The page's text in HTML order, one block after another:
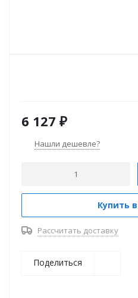
6 127 ₽
Нашли дешевле?
Купить
Рассчитать доставку
Поделиться